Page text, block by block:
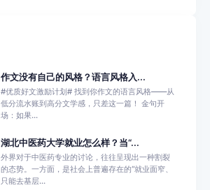
作文没有自己的风格？语言风格入...
#优质好文激励计划# 找到你作文的语言风格——从
低分流水账到高分文学感，只差这一篇！ 金句开
场：如果...
湖北中医药大学就业怎么样？当“...
外界对于中医药专业的讨论，往往呈现出一种割裂
的态势。一方面，是社会上普遍存在的“就业面窄、
只能去基层...